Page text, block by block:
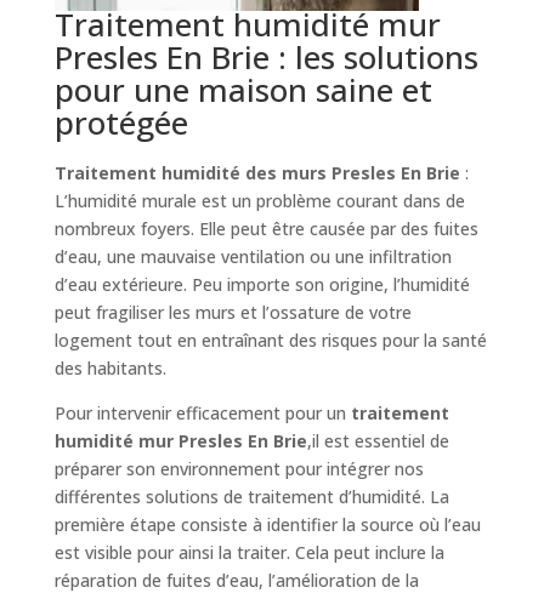
Traitement humidité mur
Presles En Brie : les solutions
pour une maison saine et
protégée
Traitement humidité des murs Presles En Brie :
L’humidité murale est un problème courant dans de
nombreux foyers. Elle peut être causée par des fuites
d’eau, une mauvaise ventilation ou une infiltration
d’eau extérieure. Peu importe son origine, l’humidité
peut fragiliser les murs et l’ossature de votre
logement tout en entraînant des risques pour la santé
des habitants.
Pour intervenir efficacement pour un traitement
humidité mur Presles En Brie,il est essentiel de
préparer son environnement pour intégrer nos
différentes solutions de traitement d’humidité. La
première étape consiste à identifier la source où l’eau
est visible pour ainsi la traiter. Cela peut inclure la
réparation de fuites d’eau, l’amélioration de la